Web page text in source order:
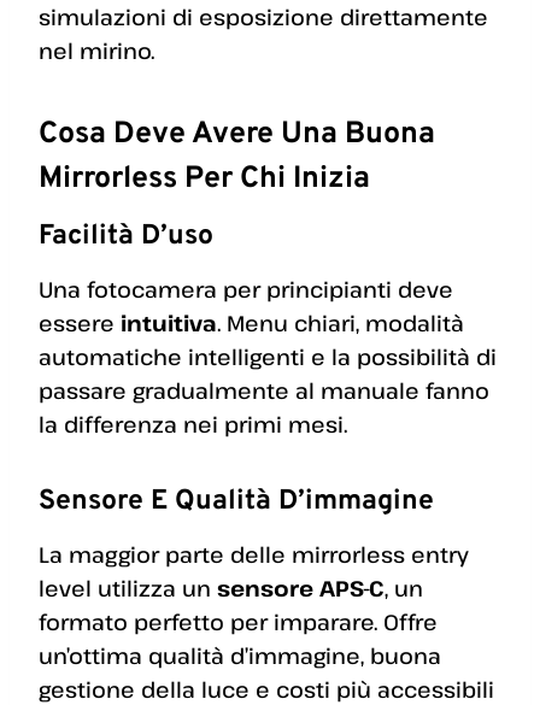
simulazioni di esposizione direttamente
nel mirino.
Cosa Deve Avere Una Buona
Mirrorless Per Chi Inizia
Facilità D’uso
Una fotocamera per principianti deve
essere intuitiva. Menu chiari, modalità
automatiche intelligenti e la possibilità di
passare gradualmente al manuale fanno
la differenza nei primi mesi.
Sensore E Qualità D’immagine
La maggior parte delle mirrorless entry
level utilizza un sensore APS-C, un
formato perfetto per imparare. Offre
un’ottima qualità d’immagine, buona
gestione della luce e costi più accessibili